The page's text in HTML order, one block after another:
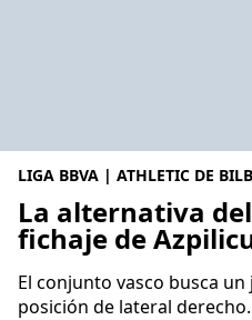
LIGA BBVA | ATHLETIC DE
La alternativa
fichaje de
El conjunto vasco busca
posición de lateral derecho.